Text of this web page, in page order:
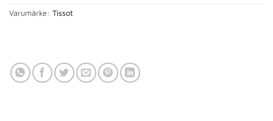
Varumärke: Tissot